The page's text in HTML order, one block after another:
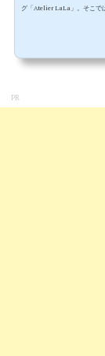
グ「Atelier LaLa」。そこで
より数を余計に用意している
PR